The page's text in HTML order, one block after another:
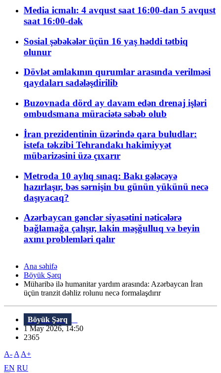
Media icmalı: 4 avqust saat 16:00-dan 5 avqust
saat 16:00-dək
Sosial şəbəkələr üçün 16 yaş həddi tətbiq
olunur
Dövlət əmlakının qurumlar arasında verilməsi
qaydaları sadələşdirilib
Buzovnada dörd ay davam edən drenaj işləri
ombudsmana müraciətə səbəb olub
İran prezidentinin üzərində qara buludlar:
istefa təkzibi Tehrandakı hakimiyyət
mübarizəsini üzə çıxarır
Metroda 10 aylıq sınaq: Bakı gələcəyə
hazırlaşır, bəs sərnişin bu günün yükünü necə
daşıyacaq?
Azərbaycan gənclər siyasətini nəticələrə
bağlamağa çalışır, lakin məşğulluq və beyin
axını problemləri qalır
Ana səhifə
Böyük Şərq
Müharibə ilə humanitar yardım arasında: Azərbaycan İran
üçün tranzit dəhliz rolunu necə formalaşdırır
Böyük Şərq
1 May 2026, 14:50
2365
A- A A+
EN RU